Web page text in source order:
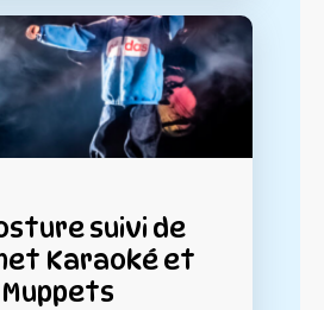
suivi de
Karaoké et
Muppets